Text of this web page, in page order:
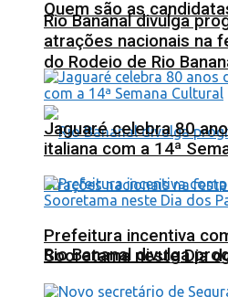
Quem são as
do Rodeio de Rio
Rio Bananal divulga
Rio Bananal divulga
atrações nacionais na
Jaguaré celebra 80
italiana com a 14ª
Prefeitura incentiva
Sooretama neste Dia